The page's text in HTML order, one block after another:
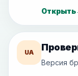
Открыть
UA
Версия